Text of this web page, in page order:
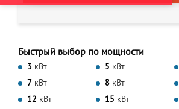
Быстрый выбор по мощности
3 кВт 5 кВт
7 кВт 8 кВт
12 кВт 15 кВт